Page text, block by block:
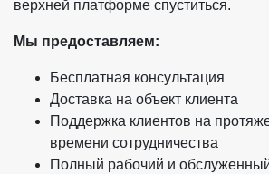
верхней платформе спуститься.
Мы предоставляем:
Бесплатная консультация
Доставка на объект клиента
Поддержка клиентов на
времени сотрудничества
Полный рабочий и